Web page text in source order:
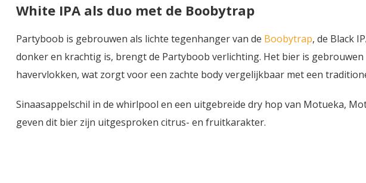
White IPA als duo met de Boobytrap
Partyboob is gebrouwen als lichte tegenhanger van de Boobytrap, de Black
donker en krachtig is, brengt de Partyboob verlichting. Het bier is
havervlokken, wat zorgt voor een zachte body vergelijkbaar met een
Sinaasappelschil in de whirlpool en een uitgebreide dry hop van Motueka,
geven dit bier zijn uitgesproken citrus- en fruitkarakter.